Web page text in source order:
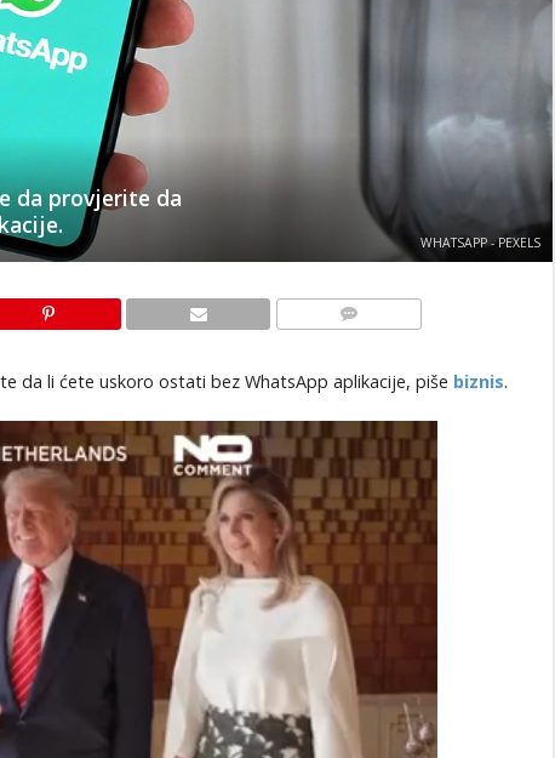
da provjerite da
WHATSAPP - PEXELS
da li ćete uskoro ostati bez WhatsApp aplikacije, piše biznis.